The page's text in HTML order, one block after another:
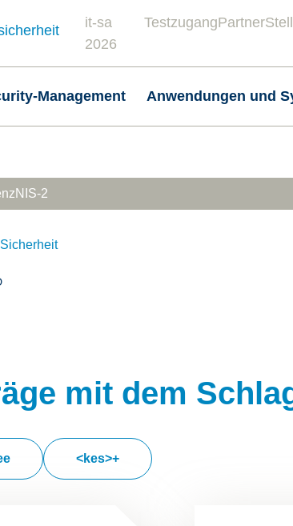
Header
it-sa
2026
TestzugangPartner
Management Anwendungen und
NIS-2
mit dem
<kes>+